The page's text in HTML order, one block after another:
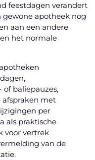
feestdagen verandert
gewone apotheek nog
aan een andere
het normale
of baliepauzes,
afspraken met
per
als praktische
voor vertrek
van de